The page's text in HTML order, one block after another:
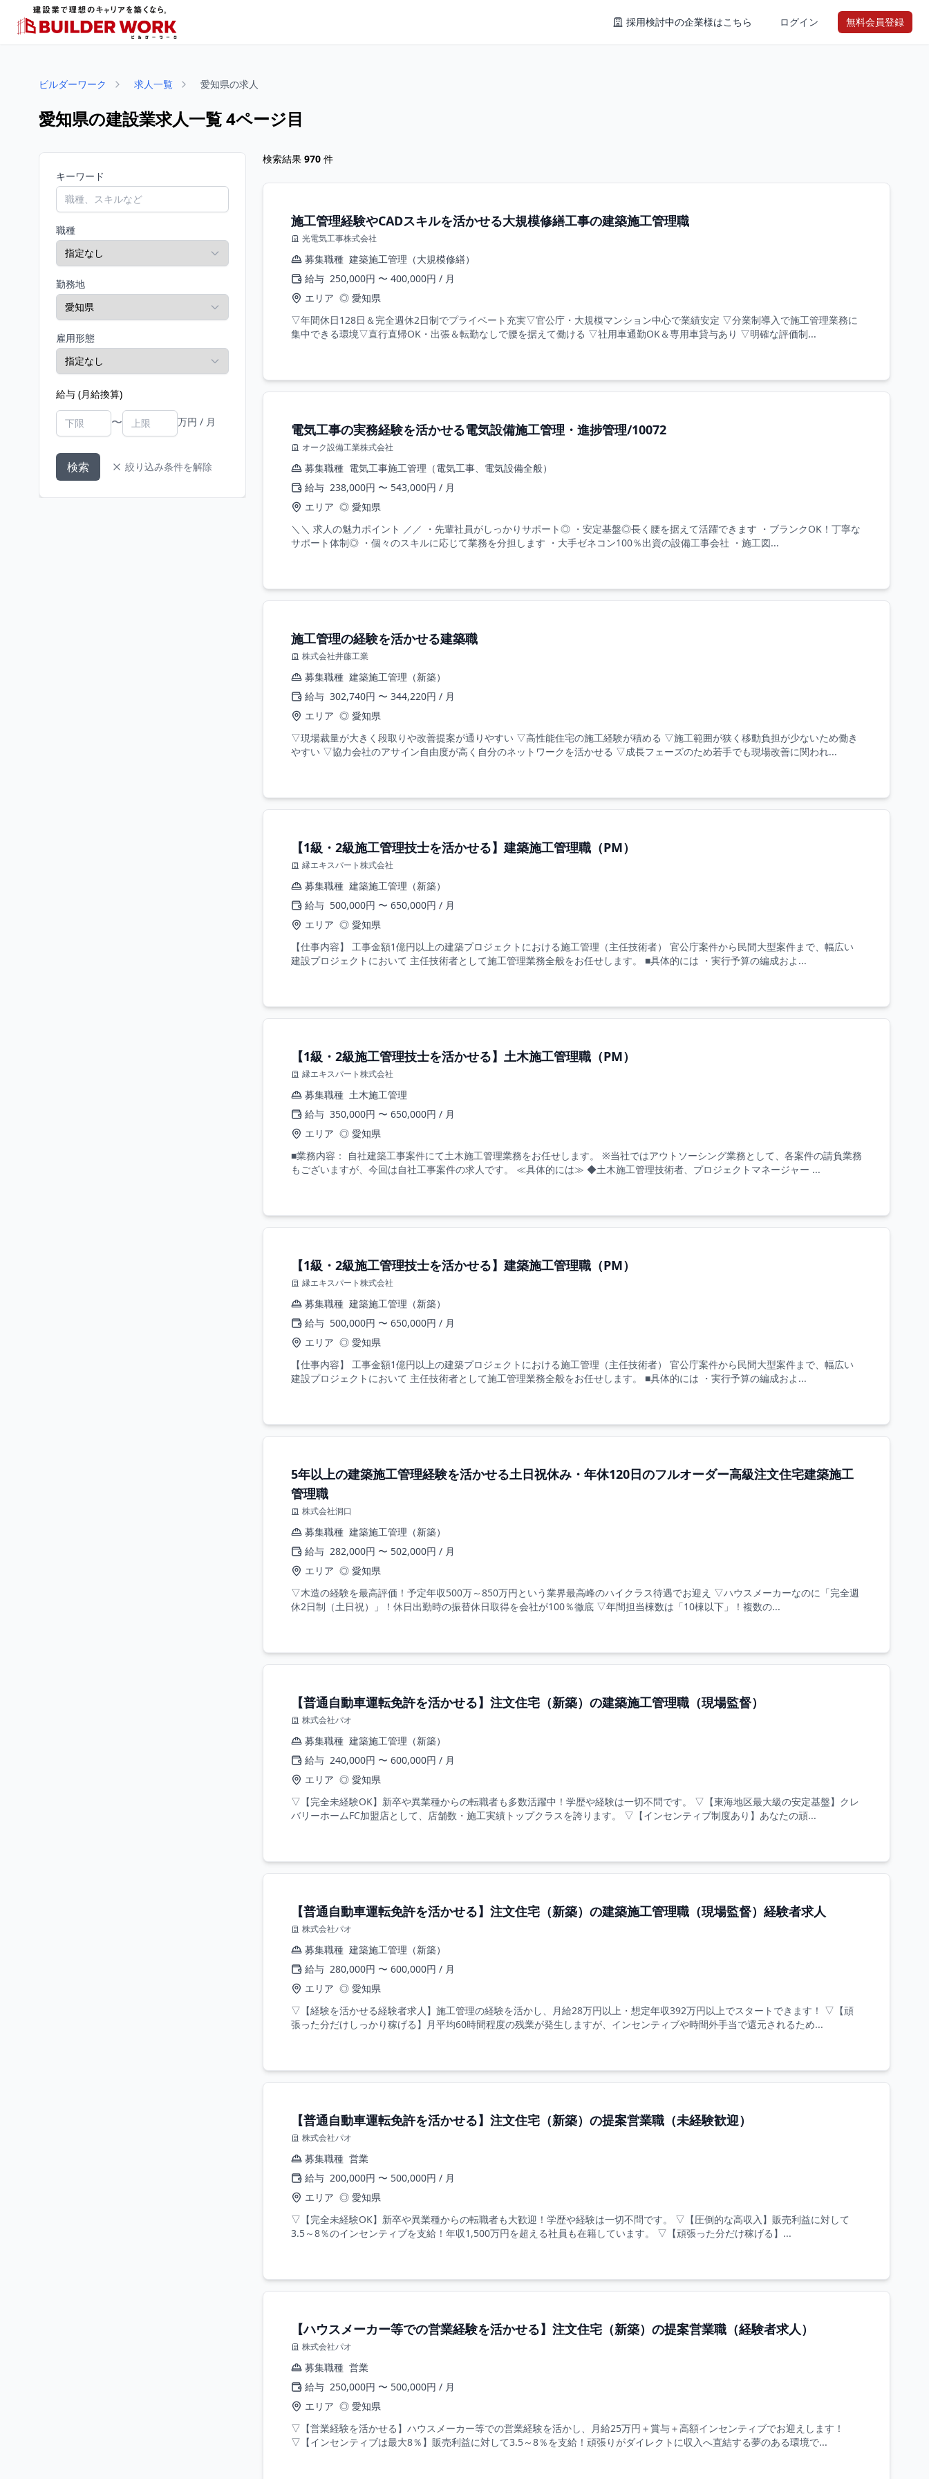
採用検討中の企業様はこちら ログイン 無料会員登録
ビルダーワーク 求人一覧 愛知県の求人
愛知県の建設業求人一覧 4ページ目
キーワード
職種
勤務地
雇用形態
給与 (月給換算)
〜 万円 / 月
検索 絞り込み条件を解除
検索結果 970 件
施工管理経験やCADスキルを活かせる大規模修繕工事の建築施工管理職
光電気工事株式会社
募集職種 建築施工管理（大規模修繕）
給与 250,000円 〜 400,000円 / 月
エリア ◎ 愛知県
▽年間休日128日＆完全週休2日制でプライベート充実▽官公庁・大規模マンション中心で業績安定 ▽分業制導入で施工管理業務に
集中できる環境▽直行直帰OK・出張＆転勤なしで腰を据えて働ける ▽社用車通勤OK＆専用車貸与あり ▽明確な評価制...
電気工事の実務経験を活かせる電気設備施工管理・進捗管理/10072
オーク設備工業株式会社
募集職種 電気工事施工管理（電気工事、電気設備全般）
給与 238,000円 〜 543,000円 / 月
エリア ◎ 愛知県
＼＼ 求人の魅力ポイント ／／ ・先輩社員がしっかりサポート◎ ・安定基盤◎長く腰を据えて活躍できます ・ブランクOK！丁寧な
サポート体制◎ ・個々のスキルに応じて業務を分担します ・大手ゼネコン100％出資の設備工事会社 ・施工図...
施工管理の経験を活かせる建築職
株式会社井藤工業
募集職種 建築施工管理（新築）
給与 302,740円 〜 344,220円 / 月
エリア ◎ 愛知県
▽現場裁量が大きく段取りや改善提案が通りやすい ▽高性能住宅の施工経験が積める ▽施工範囲が狭く移動負担が少ないため働き
やすい ▽協力会社のアサイン自由度が高く自分のネットワークを活かせる ▽成長フェーズのため若手でも現場改善に関われ...
【1級・2級施工管理技士を活かせる】建築施工管理職（PM）
縁エキスパート株式会社
募集職種 建築施工管理（新築）
給与 500,000円 〜 650,000円 / 月
エリア ◎ 愛知県
【仕事内容】 工事金額1億円以上の建築プロジェクトにおける施工管理（主任技術者） 官公庁案件から民間大型案件まで、幅広い
建設プロジェクトにおいて 主任技術者として施工管理業務全般をお任せします。 ■具体的には ・実行予算の編成およ...
【1級・2級施工管理技士を活かせる】土木施工管理職（PM）
縁エキスパート株式会社
募集職種 土木施工管理
給与 350,000円 〜 650,000円 / 月
エリア ◎ 愛知県
■業務内容： 自社建築工事案件にて土木施工管理業務をお任せします。 ※当社ではアウトソーシング業務として、各案件の請負業務
もございますが、今回は自社工事案件の求人です。 ≪具体的には≫ ◆土木施工管理技術者、プロジェクトマネージャー ...
【1級・2級施工管理技士を活かせる】建築施工管理職（PM）
縁エキスパート株式会社
募集職種 建築施工管理（新築）
給与 500,000円 〜 650,000円 / 月
エリア ◎ 愛知県
【仕事内容】 工事金額1億円以上の建築プロジェクトにおける施工管理（主任技術者） 官公庁案件から民間大型案件まで、幅広い
建設プロジェクトにおいて 主任技術者として施工管理業務全般をお任せします。 ■具体的には ・実行予算の編成およ...
5年以上の建築施工管理経験を活かせる土日祝休み・年休120日のフルオーダー高級注文住宅建築施工
管理職
株式会社洞口
募集職種 建築施工管理（新築）
給与 282,000円 〜 502,000円 / 月
エリア ◎ 愛知県
▽木造の経験を最高評価！予定年収500万～850万円という業界最高峰のハイクラス待遇でお迎え ▽ハウスメーカーなのに「完全週
休2日制（土日祝）」！休日出勤時の振替休日取得を会社が100％徹底 ▽年間担当棟数は「10棟以下」！複数の...
【普通自動車運転免許を活かせる】注文住宅（新築）の建築施工管理職（現場監督）
株式会社パオ
募集職種 建築施工管理（新築）
給与 240,000円 〜 600,000円 / 月
エリア ◎ 愛知県
▽【完全未経験OK】新卒や異業種からの転職者も多数活躍中！学歴や経験は一切不問です。 ▽【東海地区最大級の安定基盤】クレ
バリーホームFC加盟店として、店舗数・施工実績トップクラスを誇ります。 ▽【インセンティブ制度あり】あなたの頑...
【普通自動車運転免許を活かせる】注文住宅（新築）の建築施工管理職（現場監督）経験者求人
株式会社パオ
募集職種 建築施工管理（新築）
給与 280,000円 〜 600,000円 / 月
エリア ◎ 愛知県
▽【経験を活かせる経験者求人】施工管理の経験を活かし、月給28万円以上・想定年収392万円以上でスタートできます！ ▽【頑
張った分だけしっかり稼げる】月平均60時間程度の残業が発生しますが、インセンティブや時間外手当で還元されるため...
【普通自動車運転免許を活かせる】注文住宅（新築）の提案営業職（未経験歓迎）
株式会社パオ
募集職種 営業
給与 200,000円 〜 500,000円 / 月
エリア ◎ 愛知県
▽【完全未経験OK】新卒や異業種からの転職者も大歓迎！学歴や経験は一切不問です。 ▽【圧倒的な高収入】販売利益に対して
3.5～8％のインセンティブを支給！年収1,500万円を超える社員も在籍しています。 ▽【頑張った分だけ稼げる】...
【ハウスメーカー等での営業経験を活かせる】注文住宅（新築）の提案営業職（経験者求人）
株式会社パオ
募集職種 営業
給与 250,000円 〜 500,000円 / 月
エリア ◎ 愛知県
▽【営業経験を活かせる】ハウスメーカー等での営業経験を活かし、月給25万円＋賞与＋高額インセンティブでお迎えします！
▽【インセンティブは最大8％】販売利益に対して3.5～8％を支給！頑張りがダイレクトに収入へ直結する夢のある環境で...